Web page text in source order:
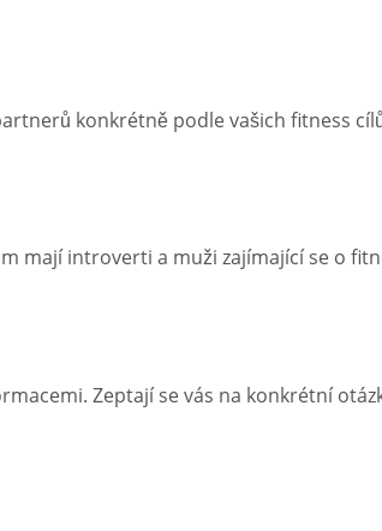
konkrétně podle vašich fitness
mají introverti a muži zajímající se o
Zeptají se vás na konkrétní